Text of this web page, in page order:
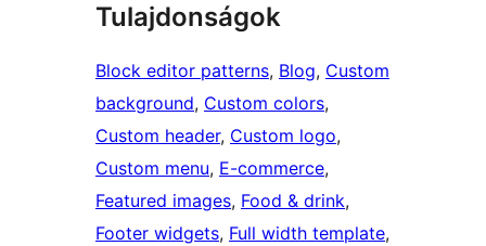
Tulajdonságok
Block editor patterns, Blog, Custom
background, Custom colors
Custom header, Custom logo
Custom menu, E-commerce
Featured images, Food & drink
Footer widgets, Full width template